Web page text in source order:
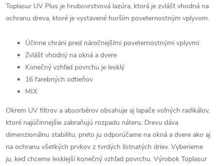
Toplasur UV Plus je hrubovrstvová lazúra, ktorá je zvlášť vhodná na
ochranu dreva, ktoré je vystavené horším poveternostným vplyvom.
Účinne chráni pred náročnejšími poveternostnými vplyvmi
Zvlášť vhodný na okná a dvere
Konečný vzhľad povrchu je lesklý
16 farebných odtieňov
MIX
Okrem UV filtrov a absorbérov obsahuje aj lapače voľných radikálov,
ktoré najúčinnejšie zabraňujú rozpadu náteru. Drevu dáva
dimenzionálnu stabilitu, preto ju odporúčame na okná a dvere ako aj
na ochranu všetkých prvkov z tvrdých listnatých driev. Vyberieme
ju, keď chceme lesklejší konečný vzhľad povrchu. Výrobok Toplasur